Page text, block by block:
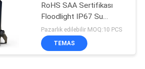
RoHS SAA Sertifikası
Floodlight IP67 Su
geçirmez LED Projector
Lights
Pazarlık edilebilir MOQ:10 PCS
TEMAS